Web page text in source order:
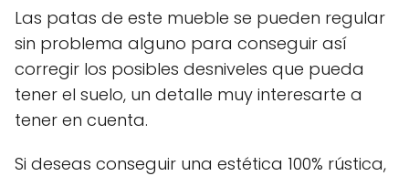
Las patas de este mueble se pueden regular
sin problema alguno para conseguir así
corregir los posibles desniveles que pueda
tener el suelo, un detalle muy interesarte a
tener en cuenta.
Si deseas conseguir una estética 100% rústica,